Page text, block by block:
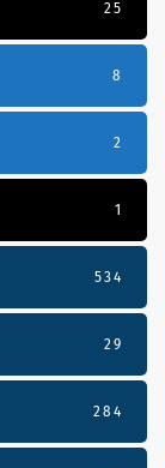
25
8
2
1
534
29
284